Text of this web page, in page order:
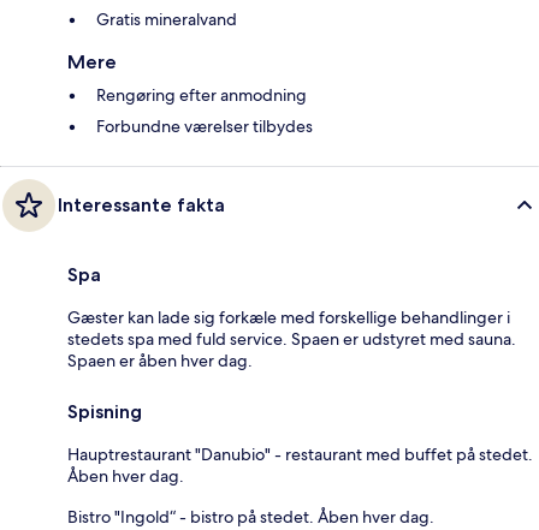
Gratis mineralvand
Mere
Rengøring efter anmodning
Forbundne værelser tilbydes
Interessante fakta
Spa
Gæster kan lade sig forkæle med forskellige behandlinger i
stedets spa med fuld service. Spaen er udstyret med sauna.
Spaen er åben hver dag.
Spisning
Hauptrestaurant "Danubio" - restaurant med buffet på stedet.
Åben hver dag.
Bistro "Ingold“ - bistro på stedet. Åben hver dag.